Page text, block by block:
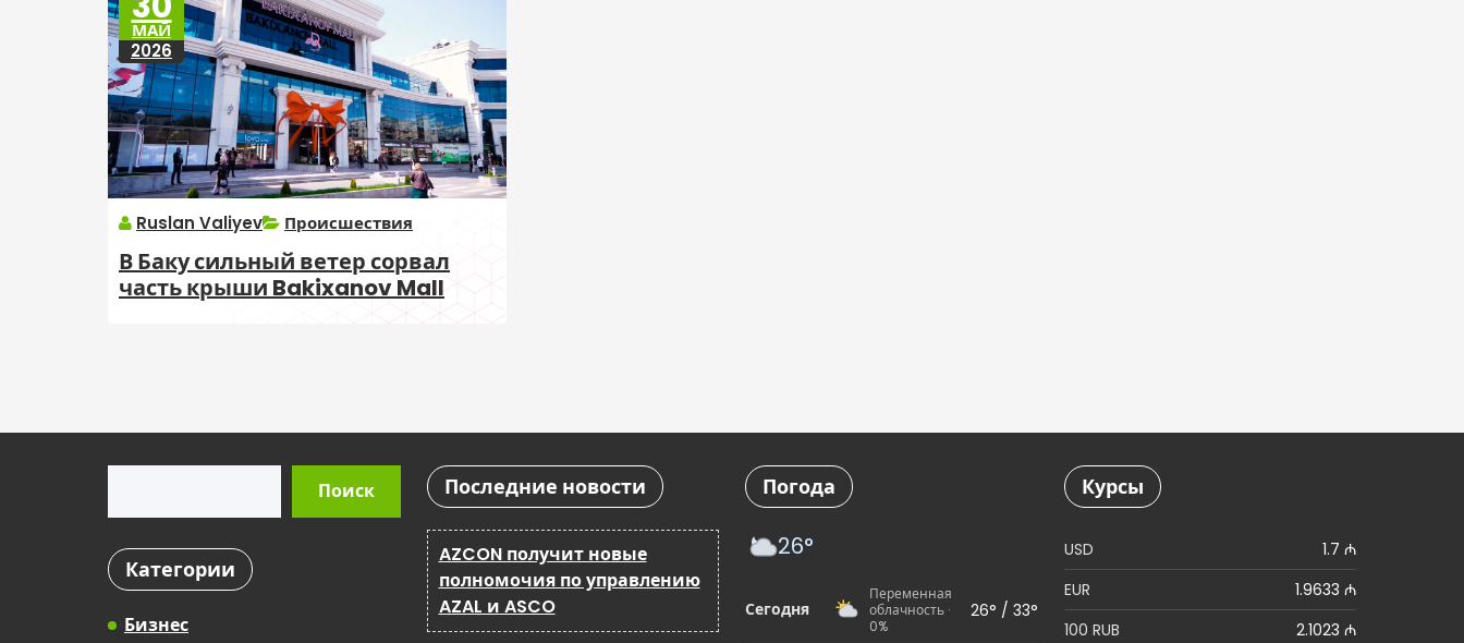
МАЙ
2026
Ruslan Valiyev Происшествия
В Баку сильный ветер сорвал
часть крыши Bakixanov Mall
Поиск
Категории
Бизнес
Последние новости
AZCON получит новые
полномочия по управлению
AZAL и ASCO
Погода
26°
Сегодня
Переменная
облачность ·
0%
26° / 33°
Курсы
USD
1.7 ₼
EUR
1.9633 ₼
100 RUB
2.1023 ₼